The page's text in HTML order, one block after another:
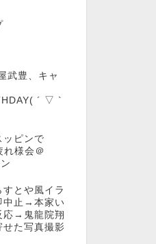
武豊、キャ
´ ▽ `
ッピンで
れ様会＠
すとや風イラ
中止→本家い
応→鬼龍院翔
せた写真撮影